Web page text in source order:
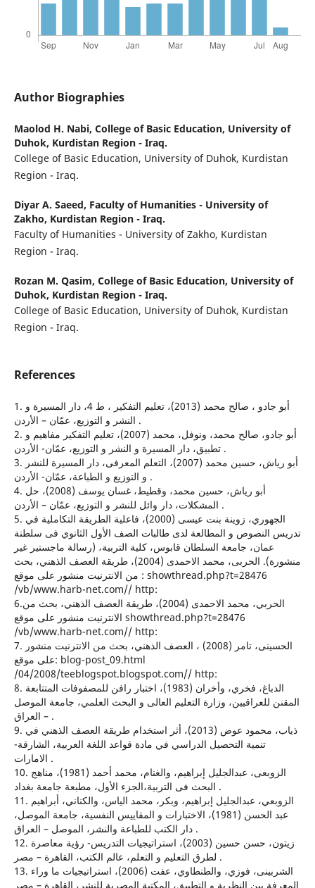
Author Biographies
Maolod H. Nabi, College of Basic Education, University of
Duhok, Kurdistan Region - Iraq.
College of Basic Education, University of Duhok, Kurdistan
Region - Iraq.
Diyar A. Saeed, Faculty of Humanities - University of
Zakho, Kurdistan Region - Iraq.
Faculty of Humanities - University of Zakho, Kurdistan
Region - Iraq.
Rozan M. Qasim, College of Basic Education, University of
Duhok, Kurdistan Region - Iraq.
College of Basic Education, University of Duhok, Kurdistan
Region - Iraq.
References
1. أبو جادو ، صالح محمد (2013)، تعليم التفكير ، ط 4، دار المسيرة و
النشر و التوزيع، عمّان – الأردن .
2. أبو جادو، صالح محمد، ونوفل، محمد (2007)، تعليم التفكير مفاهيم و
تطبيق، دار المسيرة و النشر و التوزيع، عمّان- الأردن .
3. أبو رياش، حسين محمد (2007)، التعلم المعرفى، دار المسيرة للنشر
و التوزيع و الطباعة، عمّان- الأردن .
4. أبو رياش، حسين محمد، وقطيط، غسان يوسف (2008)، حل
المشكلات، دار وائل للنشر و التوزيع، عمّان – الأردن .
5. الجهوري، زوينة بنت عيسى (2000)، فاعلية الطريقة التكاملية في
تدريس النصوص و المطالعة لدى طالبات الصف الأول الثانوي فى سلطنة
عمان، جامعة السلطان قابوس، كلية التربية، (رسالة ماجستير غير
منشورة). الحربى، محمد الاحمدى (2004)، طريقة العصف الذهني، بحث
من الانترنيت منشور على موقع : showthread.php?t=28476
/vb/www.harb-net.com// http:
6.الحربي، محمد الاحمدى (2004)، طريقة العصف الذهني، بحث من
الانترنيت منشور على موقع showthread.php?t=28476
/vb/www.harb-net.com// http:
7. الحسينى، تامر (2008) ، العصف الذهني، بحث من الانترنيت منشور
على موقع: blog-post_09.html
/04/2008/teeblogspot.blogspot.com// http:
8. الدباغ، فخري، وأخران (1983)، اختبار رافن للمصفوفات المتتابعة
المقنن للعراقيين، وزارة التعليم العالى و البحث العلمي، جامعة الموصل
– العراق .
9. ذياب، محمود عوض (2013)، أثر استخدام طريقة العصف الذهني في
تنمية التحصيل الدراسي في مادة قواعد اللغة العربية، الشارقة-
الامارات .
10. الزوبعى، عبدالجليل إبراهيم، والغنام، محمد أحمد (1981)، مناهج
البحث فى التربية،الجزء الأول، مطبعة جامعة بغداد .
11. الزوبعي، عبدالجليل إبراهيم، وبكر، محمد الياس، والكناني، أبراهيم
عبد الحسن (1981)، الاختبارات و المقاييس النفسية، جامعة الموصل،
دار الكتب للطباعة والنشر، الموصل – العراق .
12. زيتون، حسن حسين (2003)، استراتيجيات التدريس- رؤية معاصرة
لطرق التعليم و التعلم، عالم الكتب، القاهرة – مصر .
13. الشربينى، فوزي، والطنطاوي، عفت (2006)، استراتيجيات ما وراء
المعرفة بين النظرية و التطبيق، المكتبة المصرية للنشر، القاهرة – مصر